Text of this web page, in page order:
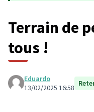
Terrain de
tous !
Eduardo
13/02/2025 16:58